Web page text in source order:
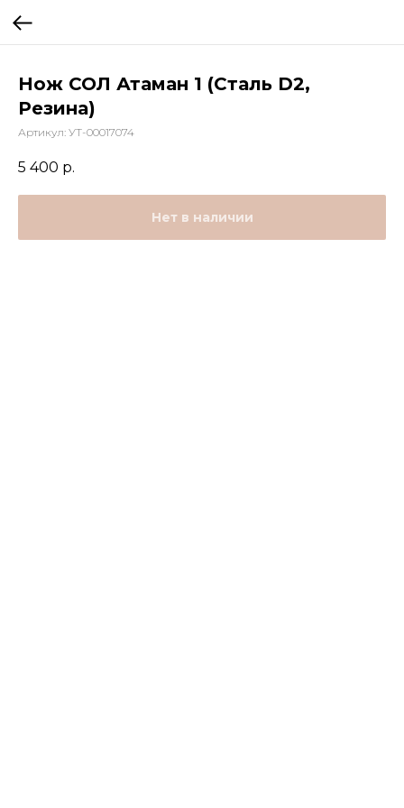
Нож СОЛ Атаман 1 (Сталь D2,
Резина)
Артикул: УТ-00017074
5 400 р.
Нет в наличии